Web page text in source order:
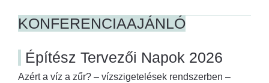
KONFERENCIAAJÁNLÓ
Építész Tervezői Napok 2026
Azért a víz a zűr? – vízszigetelések rendszerben –